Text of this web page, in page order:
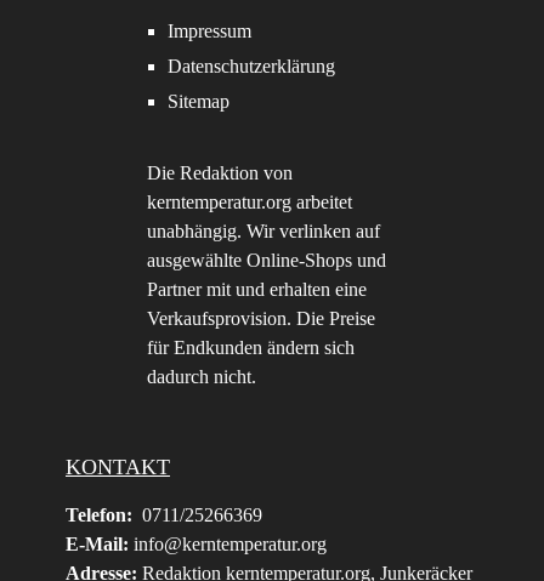
Impressum
Datenschutzerklärung
Sitemap
Die Redaktion von
kerntemperatur.org arbeitet
unabhängig. Wir verlinken auf
ausgewählte Online-Shops und
Partner mit und erhalten eine
Verkaufsprovision. Die Preise
für Endkunden ändern sich
dadurch nicht.
KONTAKT
Telefon: 0711/25266369
E-Mail: info@kerntemperatur.org
Adresse: Redaktion kerntemperatur.org, Junkeräcker